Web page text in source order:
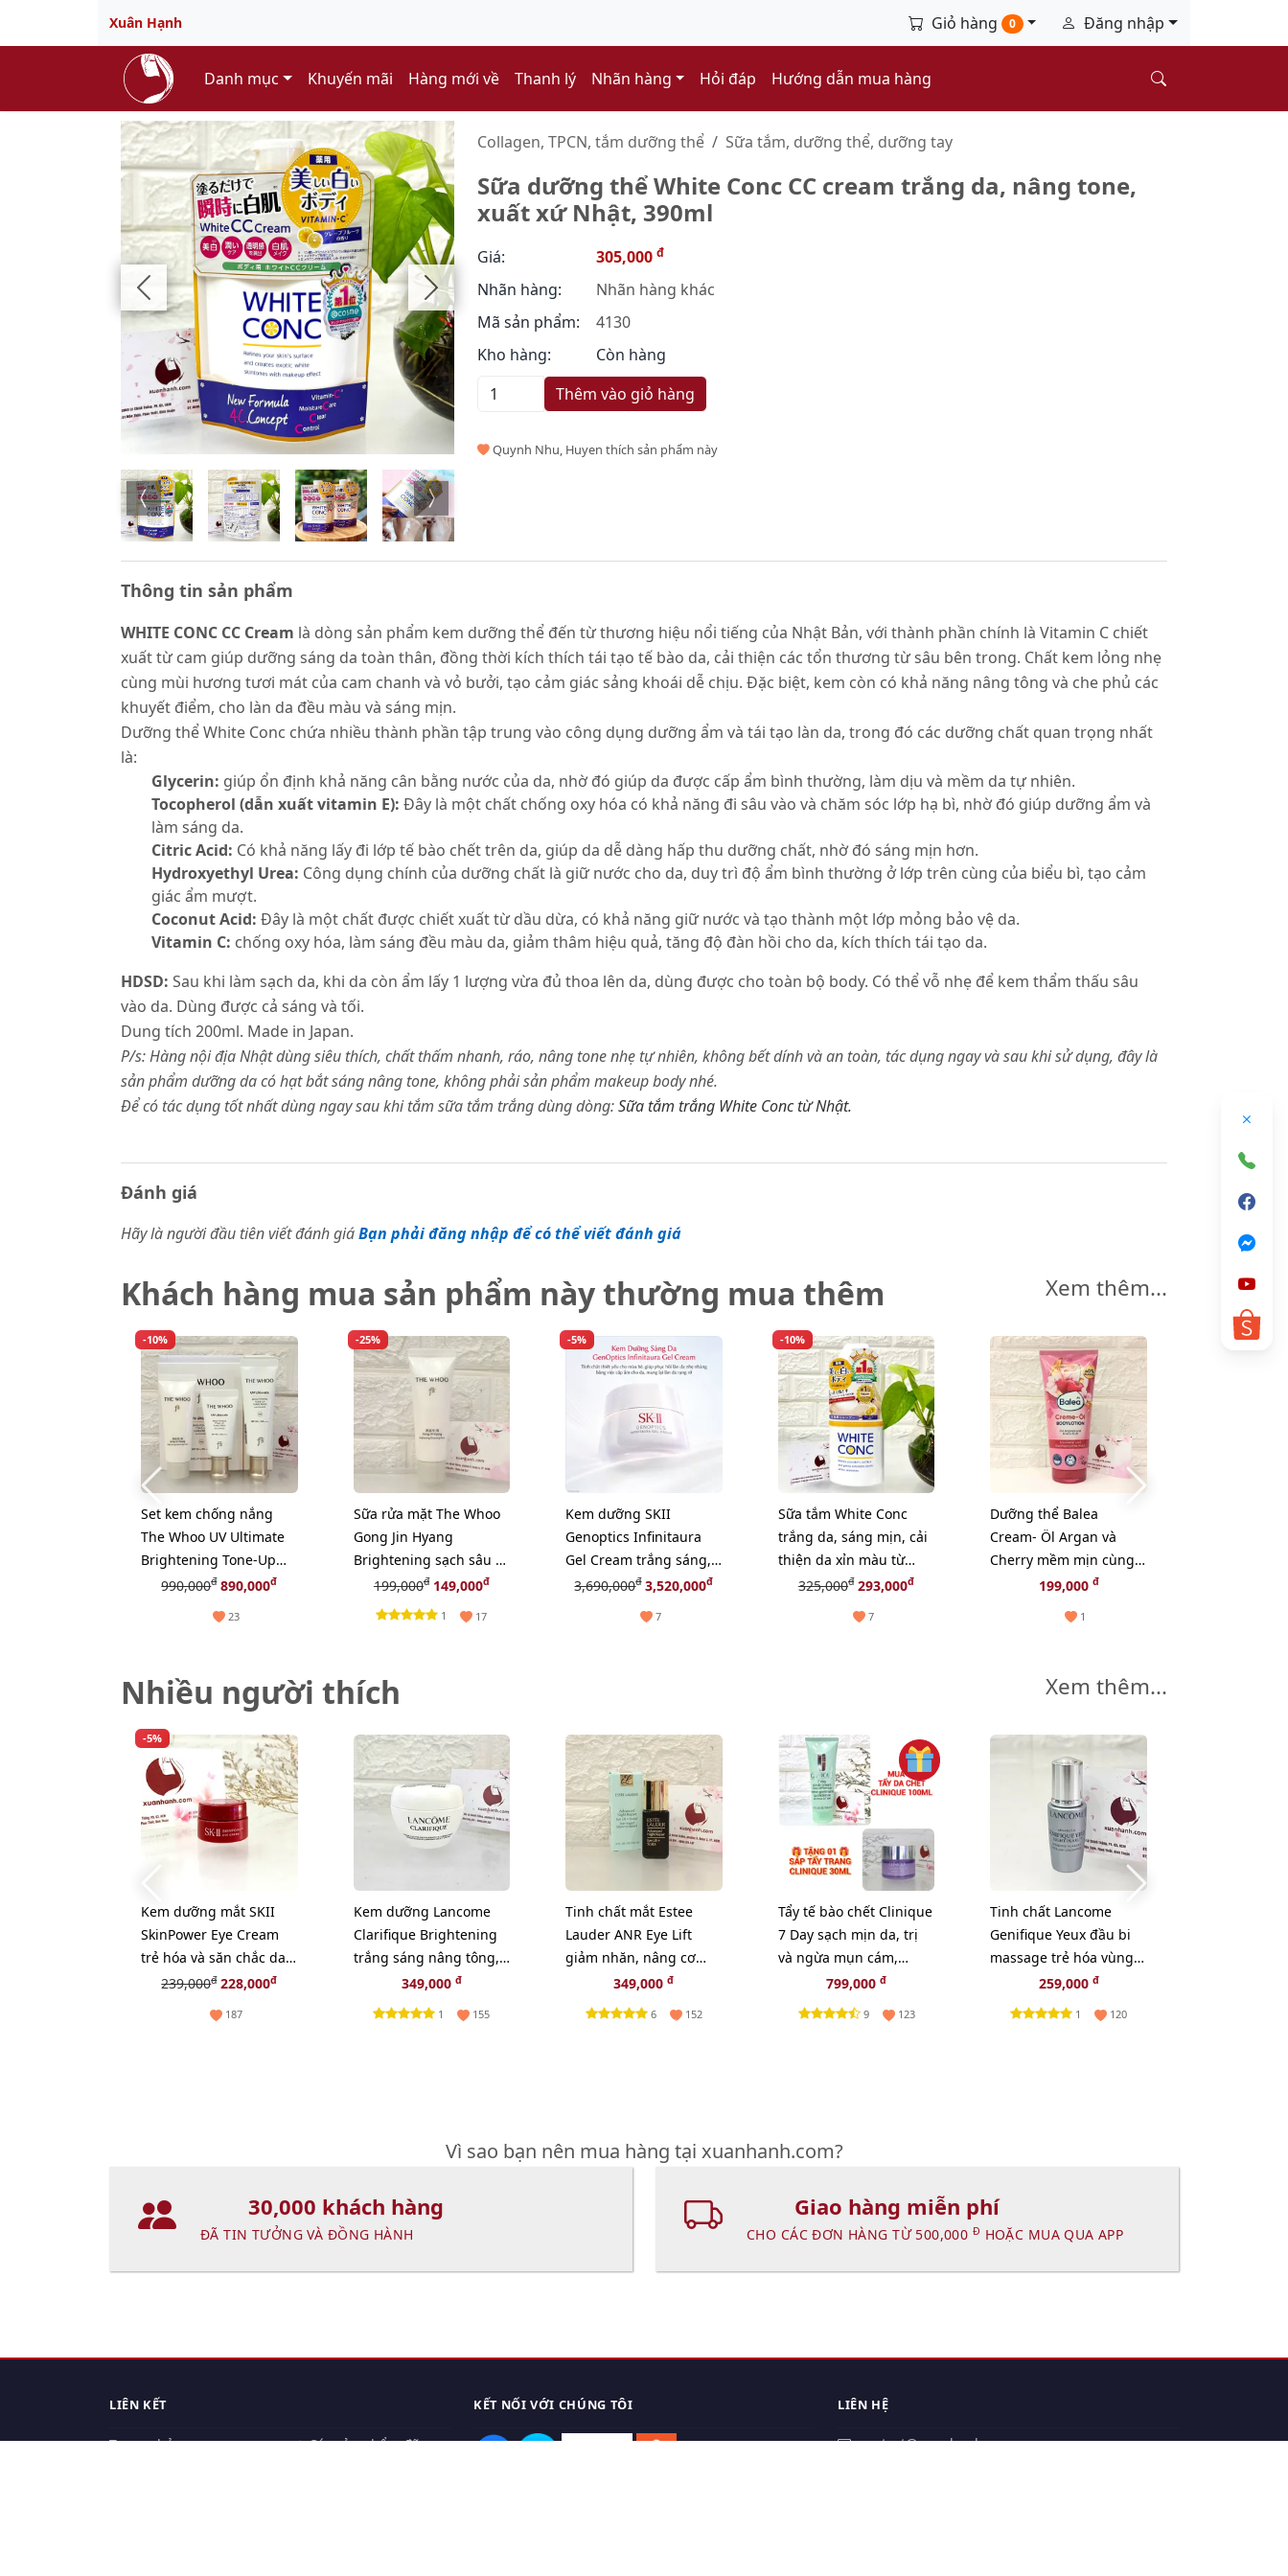
Xuân Hạnh Giỏ hàng 0 Đăng nhập
Danh mục Khuyến mãi Hàng mới về Thanh lý Nhãn hàng Hỏi đáp Hướng dẫn mua hàng
Collagen, TPCN, tắm dưỡng thể Sữa tắm, dưỡng thể, dưỡng tay
Sữa dưỡng thể White Conc CC cream trắng da, nâng tone,
xuất xứ Nhật, 390ml
Giá: 305,000 đ
Nhãn hàng:
Nhãn hàng khác
Mã sản phẩm:
4130
Kho hàng:
Còn hàng
Thêm vào giỏ hàng
Quynh Nhu, Huyen thích sản phẩm này
Thông tin sản phẩm
WHITE CONC CC Cream là dòng sản phẩm kem dưỡng thể đến từ thương hiệu nổi tiếng của Nhật Bản, với thành phần chính là Vitamin C chiết
xuất từ cam giúp dưỡng sáng da toàn thân, đồng thời kích thích tái tạo tế bào da, cải thiện các tổn thương từ sâu bên trong. Chất kem lỏng nhẹ
cùng mùi hương tươi mát của cam chanh và vỏ bưởi, tạo cảm giác sảng khoái dễ chịu. Đặc biệt, kem còn có khả năng nâng tông và che phủ các
khuyết điểm, cho làn da đều màu và sáng mịn.
Dưỡng thể White Conc chứa nhiều thành phần tập trung vào công dụng dưỡng ẩm và tái tạo làn da, trong đó các dưỡng chất quan trọng nhất
là:
Glycerin: giúp ổn định khả năng cân bằng nước của da, nhờ đó giúp da được cấp ẩm bình thường, làm dịu và mềm da tự nhiên.
Tocopherol (dẫn xuất vitamin E): Đây là một chất chống oxy hóa có khả năng đi sâu vào và chăm sóc lớp hạ bì, nhờ đó giúp dưỡng ẩm và
làm sáng da.
Citric Acid: Có khả năng lấy đi lớp tế bào chết trên da, giúp da dễ dàng hấp thu dưỡng chất, nhờ đó sáng mịn hơn.
Hydroxyethyl Urea: Công dụng chính của dưỡng chất là giữ nước cho da, duy trì độ ẩm bình thường ở lớp trên cùng của biểu bì, tạo cảm
giác ẩm mượt.
Coconut Acid: Đây là một chất được chiết xuất từ dầu dừa, có khả năng giữ nước và tạo thành một lớp mỏng bảo vệ da.
Vitamin C: chống oxy hóa, làm sáng đều màu da, giảm thâm hiệu quả, tăng độ đàn hồi cho da, kích thích tái tạo da.
HDSD: Sau khi làm sạch da, khi da còn ẩm lấy 1 lượng vừa đủ thoa lên da, dùng được cho toàn bộ body. Có thể vỗ nhẹ để kem thẩm thấu sâu
vào da. Dùng được cả sáng và tối.
Dung tích 200ml. Made in Japan.
P/s: Hàng nội địa Nhật dùng siêu thích, chất thấm nhanh, ráo, nâng tone nhẹ tự nhiên, không bết dính và an toàn, tác dụng ngay và sau khi sử dụng, đây là
sản phẩm dưỡng da có hạt bắt sáng nâng tone, không phải sản phẩm makeup body nhé.
Để có tác dụng tốt nhất dùng ngay sau khi tắm sữa tắm trắng dùng dòng:Sữa tắm trắng White Conc từ Nhật.
Đánh giá
Hãy là người đầu tiên viết đánh giáBạn phải đăng nhập để có thể viết đánh giá
Khách hàng mua sản phẩm này thường mua thêm Xem thêm...
-10%
Set kem chống nắng
The Whoo UV Ultimate
Brightening Tone-Up
bảo vệ và nâng tone
990,000đ890,000đ
23
-25%
Sữa rửa mặt The Whoo
Gong Jin Hyang
Brightening sạch sâu và
tươi sáng da, 40ml
199,000đ149,000đ
1 17
-5%
Kem dưỡng SKII
Genoptics Infinitaura
Gel Cream trắng sáng,
căng mọng da, 50g
3,690,000đ3,520,000đ
7
-10%
Sữa tắm White Conc
trắng da, sáng mịn, cải
thiện da xỉn màu từ
Nhật, 360ml
325,000đ 293,000đ
7
Dưỡng thể Balea
Cream- Öl Argan và
Cherry mềm mịn cùng
hương thơm dịu nhẹ,
199,000 đ
1
Nhiều người thích Xem thêm...
-5%
Kem dưỡng mắt SKII
SkinPower Eye Cream
trẻ hóa và săn chắc da
vùng mắt - 2.5g
239,000đ228,000đ
187
Kem dưỡng Lancome
Clarifique Brightening
trắng sáng nâng tông,
se mịn, 15ml
349,000 đ
1 155
Tinh chất mắt Estee
Lauder ANR Eye Lift
giảm nhăn, nâng cơ
mắt chuyên sâu, 5ml
(New)
349,000đ
6 152
Tẩy tế bào chết Clinique
7 Day sạch mịn da, trị
và ngừa mụn cám,
100ml - TẶNG 1 SÁP TẨY
TRANG CLINIQUE
799,000đ
9 123
Tinh chất Lancome
Genifique Yeux đầu bi
massage trẻ hóa vùng
mắt, 5ml.259,000 đ
1 120
Vì sao bạn nên mua hàng tại xuanhanh.com?
30,000 khách hàng
ĐÃ TIN TƯỞNG VÀ ĐỒNG HÀNH
Giao hàng miễn phí
CHO CÁC ĐƠN HÀNG TỪ 500,000 Đ HOẶC MUA QUA APP
LIÊN KẾT
Trang chủ
Các sản phẩm đã
KẾT NỐI VỚI CHÚNG TÔI LIÊN HỆ
contact@xuanhanh.vn